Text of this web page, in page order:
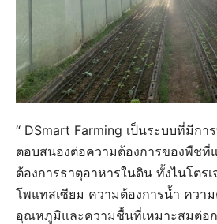
“ DSmart Farming เป็นระบบที่มีก
ตอบสนองต่อความต้องการของพืชที่
ต้องการธาตุอาหารในดิน ทั้งไนโตร
โพแทสเซียม ความต้องการน้ำ ควา
อุณหภูมิและความชื้นที่เหมาะสมต่อก